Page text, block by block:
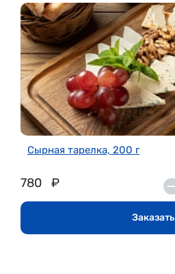
Сырная тарелка, 200 г
780 ₽
Заказать